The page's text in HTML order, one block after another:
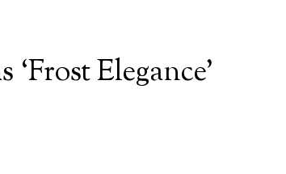
Elegance’